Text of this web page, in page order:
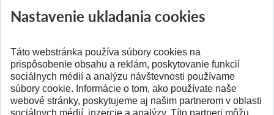
Publikované 31.07.2026 Publikované
SPÄŤ NA VRCH
Nastavenie ukladania cookies
Táto webstránka používa súbory cookies na
prispôsobenie obsahu a reklám, poskytovanie funkcií
sociálnych médií a analýzu návštevnosti používame
súbory cookie. Informácie o tom, ako používate naše
webové stránky, poskytujeme aj našim partnerom v oblasti
sociálnych médií, inzercie a analýzy. Títo partneri môžu